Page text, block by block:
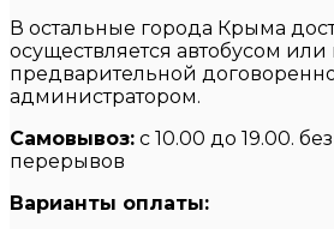
В остальные города Крыма
осуществляется автобусом
предварительной
администратором.
Самовывоз: с 10.00 до 19.00.
перерывов
Варианты оплаты: